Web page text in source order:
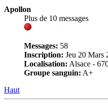
Apollon
Plus de 10 messages
Messages: 58
Inscription: Jeu 20 Mars
Localisation: Alsace -
Groupe sanguin: A+
Haut